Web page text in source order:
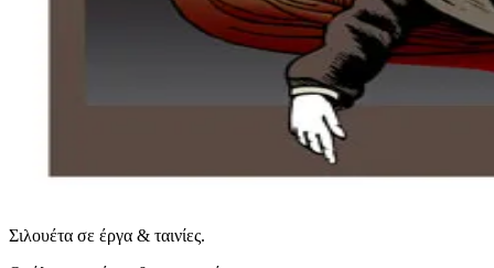
Σιλουέτα σε έργα & ταινίες.